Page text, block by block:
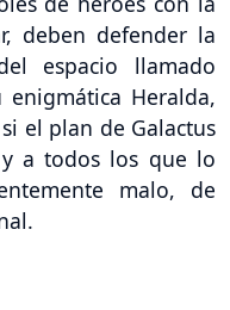
deben defender la
espacio llamado
enigmática Heralda,
el plan de Galactus
a todos los que lo
malo, de